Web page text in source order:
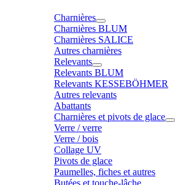
Charnières
Charnières BLUM
Charnières SALICE
Autres charnières
Relevants
Relevants BLUM
Relevants KESSEBÖHMER
Autres relevants
Abattants
Charnières et pivots de glace
Verre / verre
Verre / bois
Collage UV
Pivots de glace
Paumelles, fiches et autres
Butées et touche-lâche